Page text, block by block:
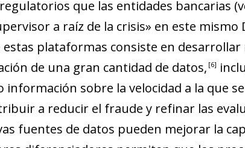
que las entidades bancarias
a raíz de la crisis» en este mismo
plataformas consiste en desarrollar
de una gran cantidad de datos, 6
información sobre la velocidad a la que
a reducir el fraude y refinar las
fuentes de datos pueden mejorar la